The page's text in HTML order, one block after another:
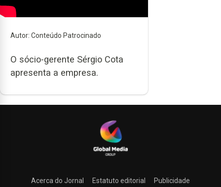
Autor: Conteúdo Patrocinado
O sócio-gerente Sérgio Cota
apresenta a empresa.
Acerca do Jornal Estatuto editorial Publicidade